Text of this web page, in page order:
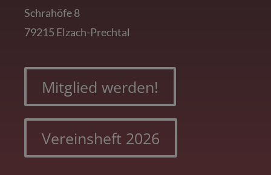
Schrahöfe 8
79215 Elzach-Prechtal
Mitglied werden!
Vereinsheft 2026